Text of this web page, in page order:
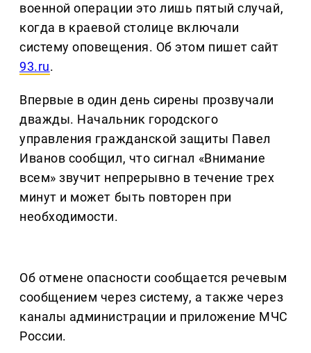
военной операции это лишь пятый случай,
когда в краевой столице включали
систему оповещения. Об этом пишет сайт
93.ru.
Впервые в один день сирены прозвучали
дважды. Начальник городского
управления гражданской защиты Павел
Иванов сообщил, что сигнал «Внимание
всем» звучит непрерывно в течение трех
минут и может быть повторен при
необходимости.
Об отмене опасности сообщается речевым
сообщением через систему, а также через
каналы администрации и приложение МЧС
России.